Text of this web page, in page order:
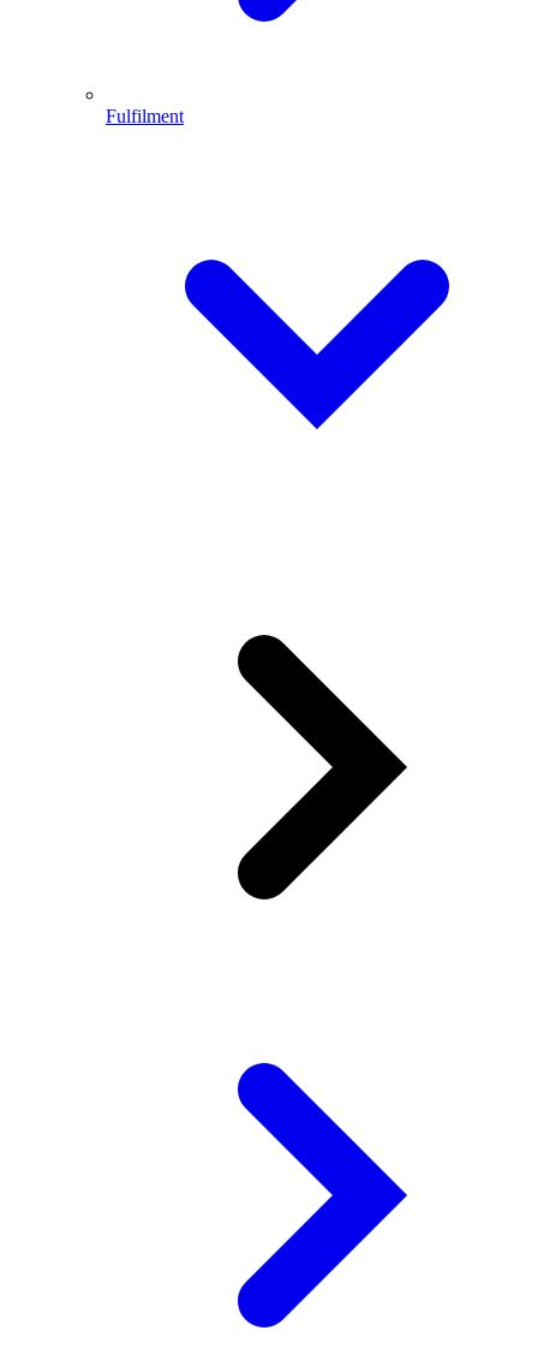
Fulfilment